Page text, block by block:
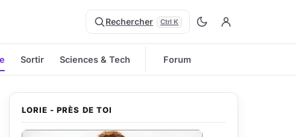
Rechercher Ctrl K
Sortir Sciences & Tech Forum
LORIE - PRÈS DE TOI